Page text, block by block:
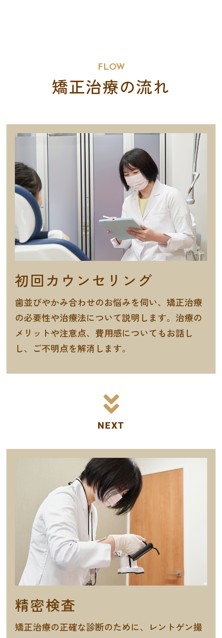
FLOW
矯正治療の流れ
初回カウンセリング
歯並びやかみ合わせのお悩みを伺い、矯正治療
の必要性や治療法について説明します。治療の
メリットや注意点、費用感についてもお話し
し、ご不明点を解消します。
NEXT
精密検査
矯正治療の正確な診断のために、レントゲン撮